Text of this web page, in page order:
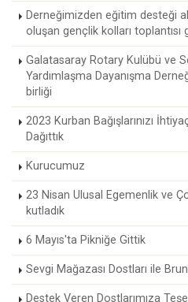
Derneğimizden eğitim desteği
oluşan gençlik kolları toplantısı
Galatasaray Rotary Kulübü ve
Yardımlaşma Dayanışma
birliği
2023 Kurban Bağışlarınızı
Dağıttık
Kurucumuz
23 Nisan Ulusal Egemenlik ve
kutladık
6 Mayıs'ta Pikniğe Gittik
Sevgi Mağazası Dostları ile
Destek Veren Dostlarımıza